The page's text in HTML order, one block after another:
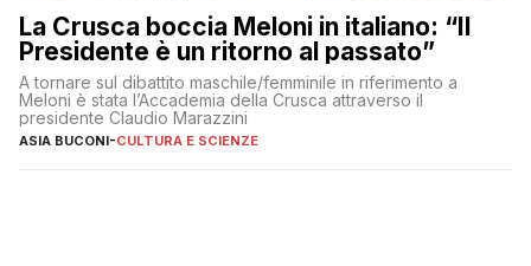
La Crusca boccia Meloni in italiano: “Il
Presidente è un ritorno al passato”
A tornare sul dibattito maschile/femminile in riferimento a
Meloni è stata l’Accademia della Crusca attraverso il
presidente Claudio Marazzini
ASIA BUCONI-CULTURA E SCIENZE